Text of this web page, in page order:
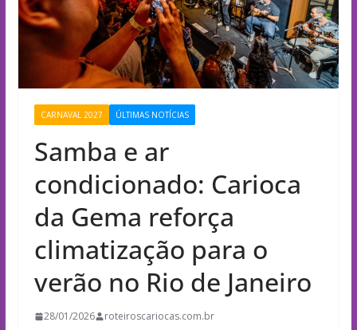
CARNAVAL 2027 ÚLTIMAS NOTÍCIAS
Samba e ar
condicionado: Carioca
da Gema reforça
climatização para o
verão no Rio de Janeiro
28/01/2026 roteiroscariocas.com.br